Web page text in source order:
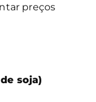
preços
soja)